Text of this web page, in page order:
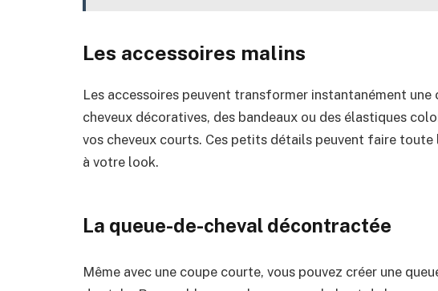
Les accessoires malins
Les accessoires peuvent transformer instantanément
cheveux décoratives, des bandeaux ou des élastiques
vos cheveux courts. Ces petits détails peuvent faire
à votre look.
La queue-de-cheval décontractée
Même avec une coupe courte, vous pouvez créer une